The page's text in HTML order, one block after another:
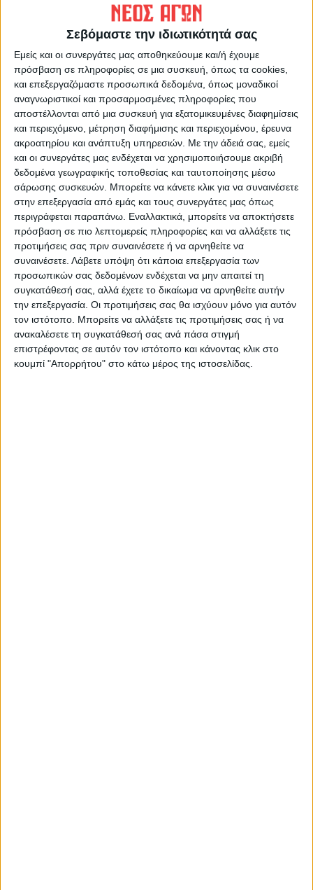
Σεβόμαστε την ιδιωτικότητά σας
Εμείς και οι συνεργάτες μας αποθηκεύουμε και/ή έχουμε
πρόσβαση σε πληροφορίες σε μια συσκευή, όπως τα cookies,
και επεξεργαζόμαστε προσωπικά δεδομένα, όπως μοναδικοί
αναγνωριστικοί και προσαρμοσμένες πληροφορίες που
αποστέλλονται από μια συσκευή για εξατομικευμένες διαφημίσεις
και περιεχόμενο, μέτρηση διαφήμισης και περιεχομένου, έρευνα
ακροατηρίου και ανάπτυξη υπηρεσιών. Με την άδειά σας, εμείς
και οι συνεργάτες μας ενδέχεται να χρησιμοποιήσουμε ακριβή
δεδομένα γεωγραφικής τοποθεσίας και ταυτοποίησης μέσω
σάρωσης συσκευών. Μπορείτε να κάνετε κλικ για να συναινέσετε
στην επεξεργασία από εμάς και τους συνεργάτες μας όπως
περιγράφεται παραπάνω. Εναλλακτικά, μπορείτε να αποκτήσετε
πρόσβαση σε πιο λεπτομερείς πληροφορίες και να αλλάξετε τις
προτιμήσεις σας πριν συναινέσετε ή να αρνηθείτε να
συναινέσετε. Λάβετε υπόψη ότι κάποια επεξεργασία των
προσωπικών σας δεδομένων ενδέχεται να μην απαιτεί τη
συγκατάθεσή σας, αλλά έχετε το δικαίωμα να αρνηθείτε αυτήν
την επεξεργασία. Οι προτιμήσεις σας θα ισχύουν μόνο για αυτόν
τον ιστότοπο. Μπορείτε να αλλάξετε τις προτιμήσεις σας ή να
ανακαλέσετε τη συγκατάθεσή σας ανά πάσα στιγμή
επιστρέφοντας σε αυτόν τον ιστότοπο και κάνοντας κλικ στο
κουμπί "Απορρήτου" στο κάτω μέρος της ιστοσελίδας.
ΠΡΟΗΓΟΥΜΕΝΟ ΑΡΘΡΟ
Πανθεσσαλική κινητοποίηση
Βαριά και δίκαιη ήττα της
Ελλάδας από την Τουρκία
ΝΕΟΣ ΑΓΩΝ
https://neosagon.gr
Η Αρχαιότερη Καθημερινή Πρωινή Εφημερίδα της Καρδίτσας
ΠΑΡΟΜΟΙΑ ΑΡΘΡΑ